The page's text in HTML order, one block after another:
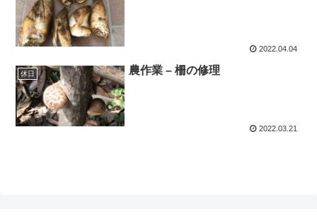
2022.04.04
休日 農作業 – 柵の修理
2022.03.21